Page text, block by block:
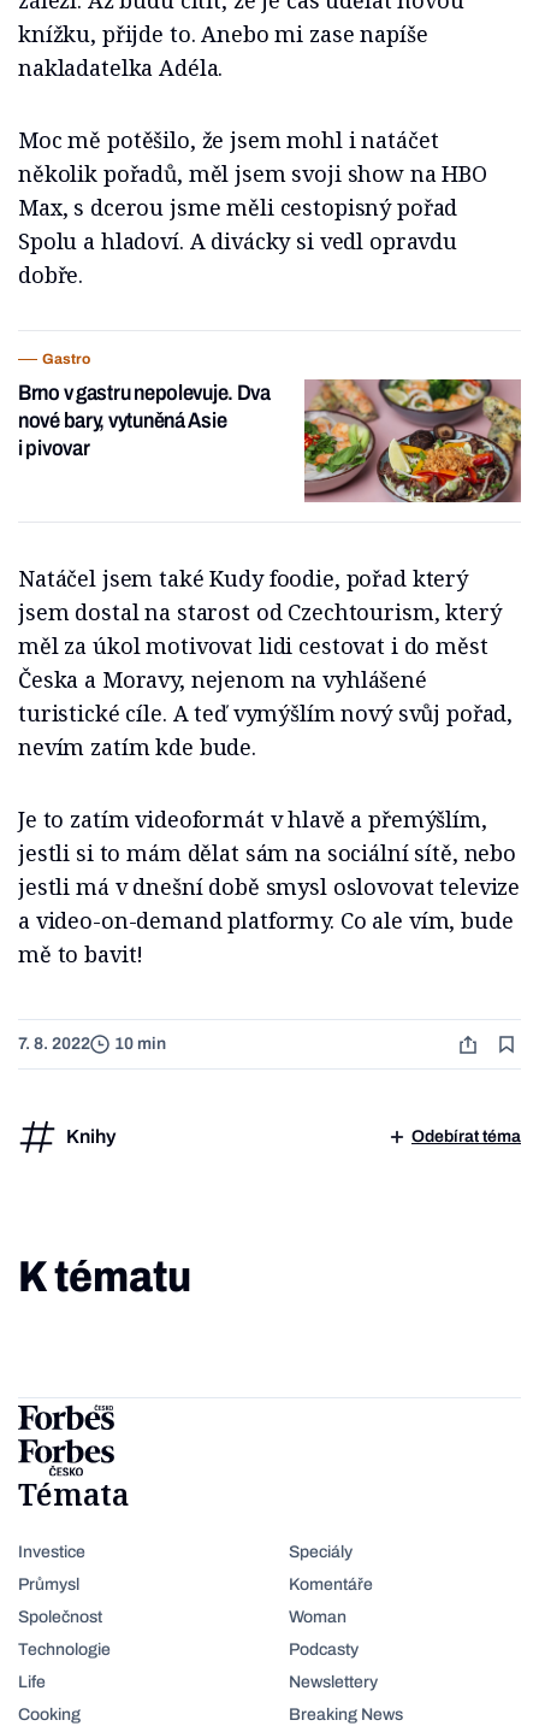
knížku, přijde to. Anebo mi zase napíše
nakladatelka Adéla.
Moc mě potěšilo, že jsem mohl i natáčet
několik pořadů, měl jsem svoji show na HBO
Max, s dcerou jsme měli cestopisný pořad
Spolu a hladoví. A divácky si vedl opravdu
dobře.
Gastro
Brno v gastru nepolevuje. Dva
nové bary, vytuněná Asie
i pivovar
Natáčel jsem také Kudy foodie, pořad který
jsem dostal na starost od Czechtourism, který
měl za úkol motivovat lidi cestovat i do měst
Česka a Moravy, nejenom na vyhlášené
turistické cíle. A teď vymýšlím nový svůj pořad,
nevím zatím kde bude.
Je to zatím videoformát v hlavě a přemýšlím,
jestli si to mám dělat sám na sociální sítě, nebo
jestli má v dnešní době smysl oslovovat televize
a video-on-demand platformy. Co ale vím, bude
mě to bavit!
7. 8. 2022 10 min
Knihy Odebírat téma
K tématu
Témata
Investice
Průmysl
Společnost
Technologie
Life
Cooking
Speciály
Komentáře
Woman
Podcasty
Newslettery
Breaking News